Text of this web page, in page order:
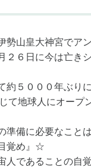
勢山皇大神宮でア
２６日に今は亡き
約５０００年ぶり
て地球人にオープ
準備に必要なこと
覚め』☆
人であることの自